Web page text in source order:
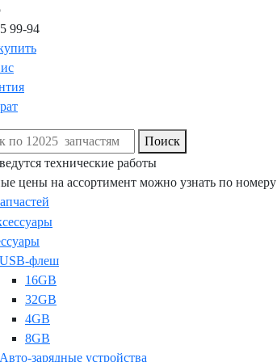
99-94
Поиск
технические работы
цены на ассортимент можно узнать по номеру
USB-флеш
16GB
32GB
4GB
8GB
Авто-зарядные устройства